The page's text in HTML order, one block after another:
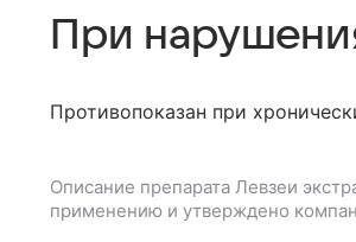
При
Противопоказан при
Описание препарата Левзеи
применению и утверждено